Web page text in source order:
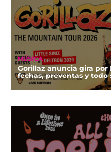
MÚSICA
Gorillaz anuncia gira por
fechas, preventas y todo